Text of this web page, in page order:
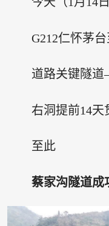
G212仁怀茅
道路关键隧
右洞提前14天
至此
蔡家沟隧道成